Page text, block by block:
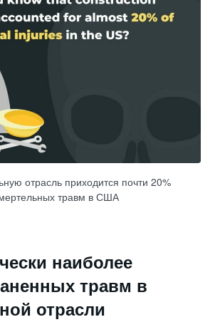
отрасль приходится почти 20%
травм в США
наиболее
травм в
отрасли